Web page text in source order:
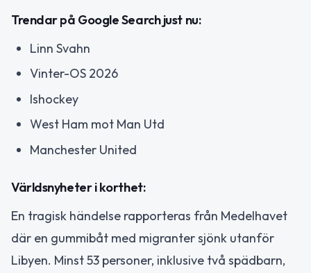
Trendar på Google Search just nu:
Linn Svahn
Vinter-OS 2026
Ishockey
West Ham mot Man Utd
Manchester United
Världsnyheter i korthet:
En tragisk händelse rapporteras från Medelhavet
där en gummibåt med migranter sjönk utanför
Libyen. Minst 53 personer, inklusive två spädbarn,